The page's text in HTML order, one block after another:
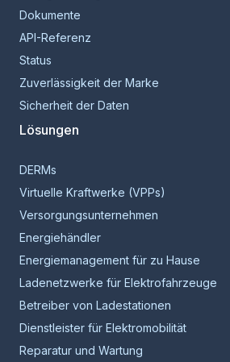
Dokumente
API-Referenz
Status
Zuverlässigkeit der Marke
Sicherheit der Daten
Lösungen
DERMs
Virtuelle Kraftwerke (VPPs)
Versorgungsunternehmen
Energiehändler
Energiemanagement für zu Hause
Ladenetzwerke für Elektrofahrzeuge
Betreiber von Ladestationen
Dienstleister für Elektromobilität
Reparatur und Wartung